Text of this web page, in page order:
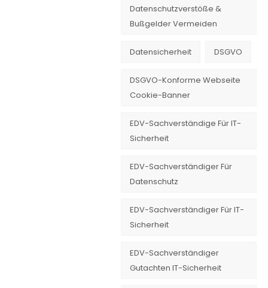
Datenschutzverstöße &
Bußgelder Vermeiden
Datensicherheit DSGVO
DSGVO-Konforme Webseite
Cookie-Banner
EDV-Sachverständige Für IT-
Sicherheit
EDV-Sachverständiger Für
Datenschutz
EDV-Sachverständiger Für IT-
Sicherheit
EDV-Sachverständiger
Gutachten IT-Sicherheit